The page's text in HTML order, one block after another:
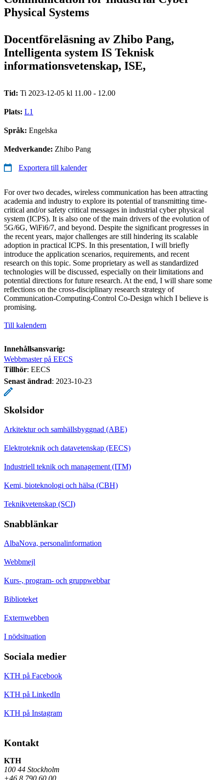
Physical Systems
Docentföreläsning av Zhibo Pang,
Intelligenta system IS Teknisk
informationsvetenskap, ISE,
Tid: Ti 2023-12-05 kl 11.00 - 12.00
Plats: L1
Språk: Engelska
Medverkande: Zhibo Pang
Exportera till kalender
For over two decades, wireless communication has been attracting
academia and industry to explore its potential of transmitting time-
critical and/or safety critical messages in industrial cyber physical
system (ICPS). It is also one of the main drivers of the evolution of
5G/6G, WiFi6/7, and beyond. Despite the significant progresses in
the recent years, major challenges are still hindering its scalable
adoption in practical ICPS. In this presentation, I will briefly
introduce the application scenarios, requirements, and recent
research on this topic. Some proprietary as well as standardized
technologies will be discussed, especially on their limitations and
potential directions for future research. At the end, I will share some
reflections on the cross-disciplinary research strategy of
Communication-Computing-Control Co-Design which I believe is
promising.
Till kalendern
Innehållsansvarig:
Webbmaster på EECS
Tillhör: EECS
Senast ändrad: 2023-10-23
Skolsidor
Arkitektur och samhällsbyggnad (ABE)
Elektroteknik och datavetenskap (EECS)
Industriell teknik och management (ITM)
Kemi, bioteknologi och hälsa (CBH)
Teknikvetenskap (SCI)
Snabblänkar
AlbaNova, personalinformation
Webbmejl
Kurs-, program- och gruppwebbar
Biblioteket
Externwebben
I nödsituation
Sociala medier
KTH på Facebook
KTH på LinkedIn
KTH på Instagram
Kontakt
KTH
100 44 Stockholm
+46 8 790 60 00